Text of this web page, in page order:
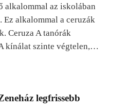
alkalommal az iskolában
alkalommal a ceruzák
Ceruza A tanórák
kínálat szinte végtelen,…
legfrissebb